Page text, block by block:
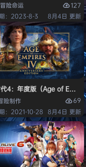
冒险命运
127
：2023-8-3
8月4日 更新
Human: Reloaded
代4：年度版（Age of
险制作
69
：2021-10-28 8月4日 更新